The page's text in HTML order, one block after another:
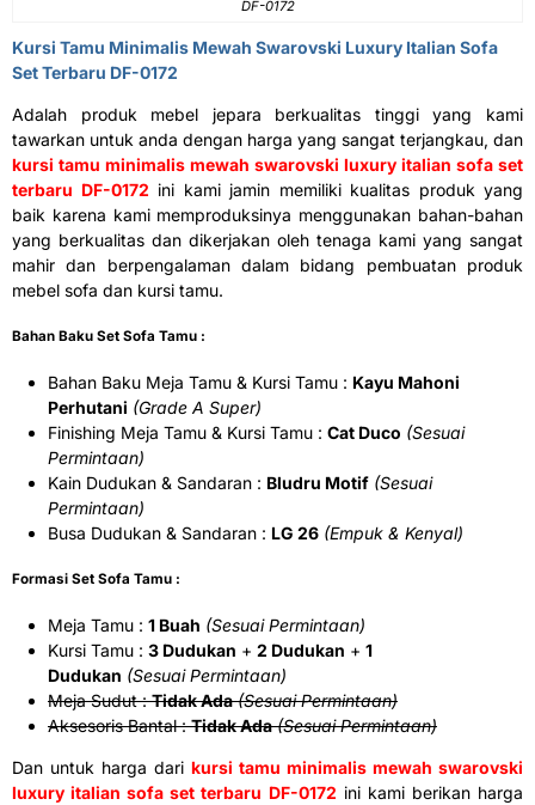
DF-0172
Kursi Tamu Minimalis Mewah Swarovski Luxury Italian Sofa
Set Terbaru DF-0172
Adalah produk mebel jepara berkualitas tinggi yang kami
tawarkan untuk anda dengan harga yang sangat terjangkau, dan
kursi tamu minimalis mewah swarovski luxury italian sofa set
terbaru DF-0172 ini kami jamin memiliki kualitas produk yang
baik karena kami memproduksinya menggunakan bahan-bahan
yang berkualitas dan dikerjakan oleh tenaga kami yang sangat
mahir dan berpengalaman dalam bidang pembuatan produk
mebel sofa dan kursi tamu.
Bahan Baku Set Sofa Tamu :
Bahan Baku Meja Tamu & Kursi Tamu : Kayu Mahoni
Perhutani (Grade A Super)
Finishing Meja Tamu & Kursi Tamu : Cat Duco (Sesuai
Permintaan)
Kain Dudukan & Sandaran : Bludru Motif (Sesuai
Permintaan)
Busa Dudukan & Sandaran : LG 26 (Empuk & Kenyal)
Formasi Set Sofa Tamu :
Meja Tamu : 1 Buah (Sesuai Permintaan)
Kursi Tamu : 3 Dudukan + 2 Dudukan + 1
Dudukan (Sesuai Permintaan)
Meja Sudut :Tidak Ada (Sesuai Permintaan)
Aksesoris Bantal :Tidak Ada (Sesuai Permintaan)
Dan untuk harga dari kursi tamu minimalis mewah swarovski
luxury italian sofa set terbaru DF-0172 ini kami berikan harga